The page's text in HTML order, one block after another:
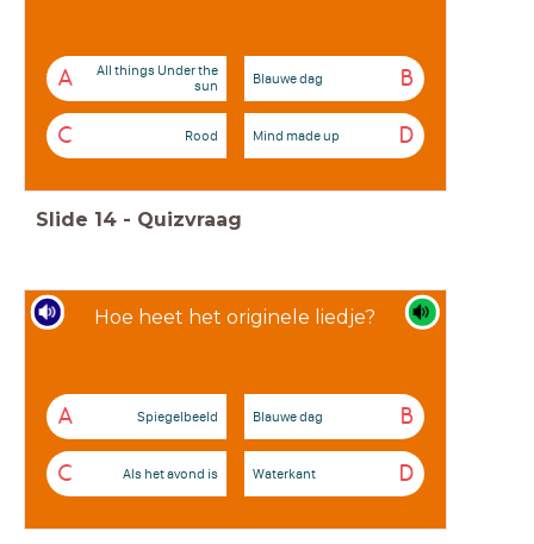
A
All things Under the
sun
B
Blauwe dag
C Rood D
Mind made up
Slide 14 - Quizvraag
Hoe heet het originele liedje?
A Spiegelbeeld B
Blauwe dag
C Als het avond is D
Waterkant